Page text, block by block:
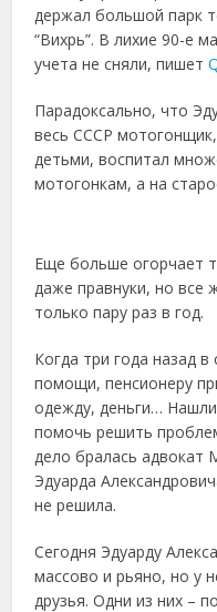
держал большой парк
“Вихрь”. В лихие 90-е
учета не сняли, пишет
Парадоксально, что
весь СССР
детьми, воспитал
мотогонкам, а на
Еще больше огорчает
даже правнуки, но все
только пару раз в год.
Когда три года назад в
помощи, пенсионеру
одежду, деньги…
помочь решить
дело бралась адвокат
Эдуарда
не решила.
Сегодня Эдуарду
массово и рьяно, но у
друзья. Одни из них –